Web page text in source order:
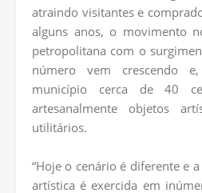
atraindo visitantes e
alguns anos, o movimento
petropolitana com o
número vem crescendo
município cerca de 40
artesanalmente objetos
utilitários.
“Hoje o cenário é diferente e
artística é exercida em